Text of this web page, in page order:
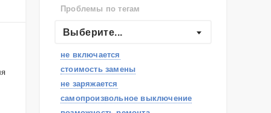
Посудомоечные машины
Наушники
Проблемы по тегам
Выберите...
не включается
стоимость замены
не заряжается
самопроизвольное выключение